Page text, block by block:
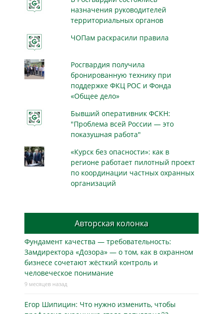
назначения руководителей
территориальных органов
ЧОПам раскрасили правила
Росгвардия получила
бронированную технику при
поддержке ФКЦ РОС и Фонда
«Общее дело»
Бывший оперативник ФСКН:
"Проблема всей России — это
показушная работа"
«Курск без опасности»: как в
регионе работает пилотный проект
по координации частных охранных
организаций
Авторская колонка
Фундамент качества — требовательность:
Замдиректора «Дозора» — о том, как в охранном
бизнесe сочетают жёсткий контроль и
человеческое понимание
9 месяцев назад
Егор Шипицин: Что нужно изменить, чтобы